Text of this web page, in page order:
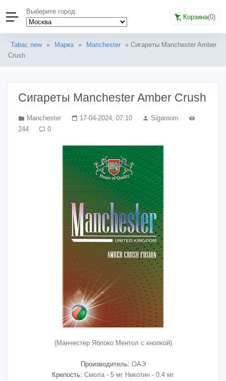
Выберите город:
Корзина(0)
Tabac new » Марка » Manchester » Сигареты Manchester Amber
Crush
Сигареты Manchester Amber Crush
Manchester 17-04-2024, 07:10
Sigaroom
244
0
(Манчестер Яблоко Ментол с кнопкой)
Производитель: ОАЭ
Крепость: Смола - 5 мг Никотин - 0.4 мг